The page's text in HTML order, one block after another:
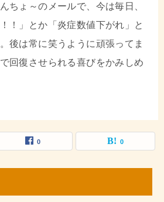
ちょ～のメールで、今は毎日、
！」とか「炎症数値下がれ」と
後は常に笑うように頑張ってま
回復させられる喜びをかみしめ
0 0